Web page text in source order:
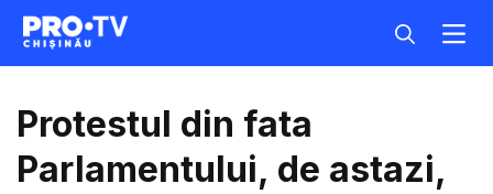
Protestul din fata
Parlamentului, de astazi,